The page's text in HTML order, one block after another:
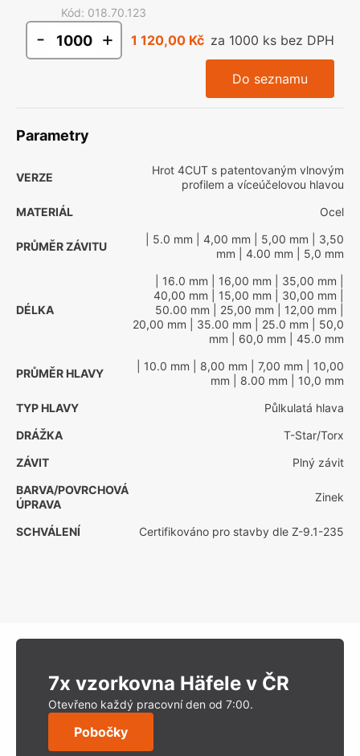
Kód: 018.70.123
- + 1 120,00 Kč za 1000 ks bez DPH
Do seznamu
Parametry
VERZE
Hrot 4CUT s patentovaným vlnovým
profilem a víceúčelovou hlavou
MATERIÁL
Ocel
PRŮMĚR ZÁVITU
| 5.0 mm | 4,00 mm | 5,00 mm | 3,50
mm | 4.00 mm | 5,0 mm
DÉLKA
| 16.0 mm | 16,00 mm | 35,00 mm
40,00 mm | 15,00 mm | 30,00 mm
50.00 mm | 25,00 mm | 12,00 mm
20,00 mm | 35.00 mm | 25.0 mm | 50,0
mm | 60,0 mm | 45.0 mm
PRŮMĚR HLAVY
| 10.0 mm | 8,00 mm | 7,00 mm | 10,00
mm | 8.00 mm | 10,0 mm
TYP HLAVY
Půlkulatá hlava
DRÁŽKA
T-Star/Torx
ZÁVIT
Plný závit
BARVA/POVRCHOVÁ
ÚPRAVA
Zinek
SCHVÁLENÍ Certifikováno pro stavby dle Z-9.1-235
7x vzorkovna Häfele v ČR
Otevřeno každý pracovní den od 7:00.
Pobočky